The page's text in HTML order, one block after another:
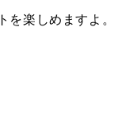
楽しめますよ。